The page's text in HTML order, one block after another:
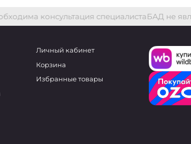
консультация специалистаБАД не
Личный кабинет
Корзина
Избранные товары